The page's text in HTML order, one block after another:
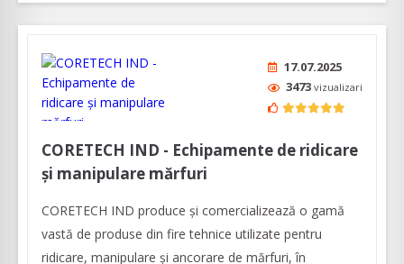
17.07.2025
3473 vizualizari
CORETECH IND - Echipamente de ridicare
și manipulare mărfuri
CORETECH IND produce şi comercializează o gamă
vastă de produse din fire tehnice utilizate pentru
ridicare, manipulare și ancorare de mărfuri, în